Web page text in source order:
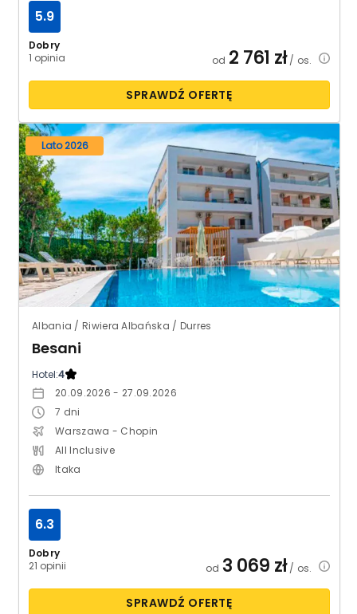
Dobry
1 opinia
5.9
od 2 761 zł/ os.
SPRAWDŹ OFERTĘ
Lato 2026
Albania / Riwiera Albańska / Durres
Besani
Hotel:4
20.09.2026 - 27.09.2026
7 dni
Warszawa - Chopin
All Inclusive
Itaka
Dobry
21 opinii
6.3
od 3 069 zł/ os.
SPRAWDŹ OFERTĘ